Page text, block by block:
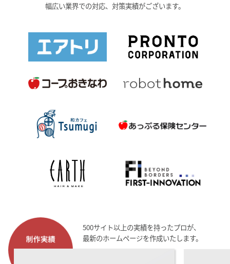
幅広い業界での対応、対策実績がございます。
500サイト以上の実績を持ったプロが、
最新のホームページを作成いたします。